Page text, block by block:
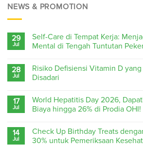
NEWS & PROMOTION
29
Jul
Self-Care di Tempat Kerja:
Mental di Tengah Tuntutan
28
Jul
Risiko Defisiensi Vitamin D
Disadari
17
Jul
World Hepatitis Day 2026,
Biaya hingga 26% di Prodia OHI!
14
Jul
Check Up Birthday Treats
30% untuk Pemeriksaan